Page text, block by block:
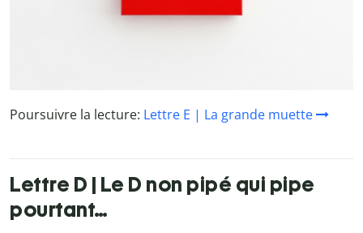
Poursuivre la lecture: Lettre E | La grande muette
Lettre D | Le D non pipé qui pipe
pourtant…